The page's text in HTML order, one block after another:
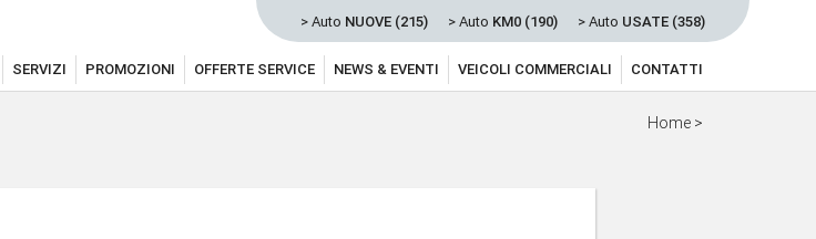
> Auto NUOVE (215) > Auto KM0 (190) > Auto USATE (358)
SERVIZI PROMOZIONI OFFERTE SERVICE NEWS & EVENTI VEICOLI COMMERCIALI CONTATTI
Home >